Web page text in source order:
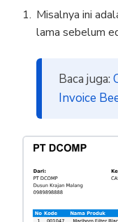
Misalnya ini
lama sebelum
Baca juga:
Invoice